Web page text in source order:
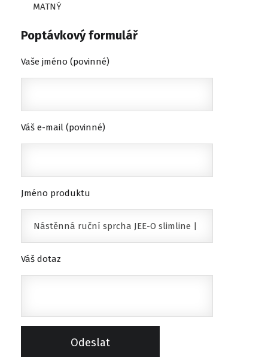
MATNÝ
Poptávkový formulář
Vaše jméno (povinné)
Váš e-mail (povinné)
Jméno produktu
Váš dotaz